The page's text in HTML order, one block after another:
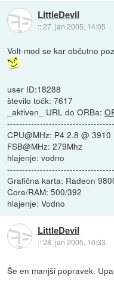
LittleDevil
::27. jan 2005, 14:05
Volt-mod se kar občutno
user ID:18288
število točk: 7617
_aktiven_ URL do ORBa:
CPU@MHz: P4 2.8 @ 3910
FSB@MHz: 279Mhz
hlajenje: vodno
Grafična karta: Radeon
Core/RAM: 500/392
hlajenje: Vodno
LittleDevil
::28. jan 2005, 10:33
Še en manjši popravek.